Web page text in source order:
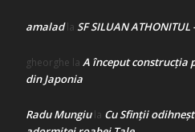
amaladla SF SILUAN ATHONITUL
gheorghe la A început construcţia
din Japonia
Radu Mungiula Cu Sfinții